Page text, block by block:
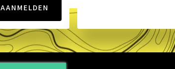
AANMELDEN